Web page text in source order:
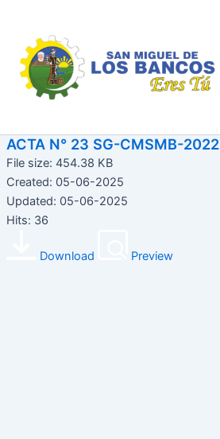
contenido
ACTA N° 23 SG-CMSMB-2022
File size: 454.38 KB
Created: 05-06-2025
Updated: 05-06-2025
Hits: 36
Download Preview